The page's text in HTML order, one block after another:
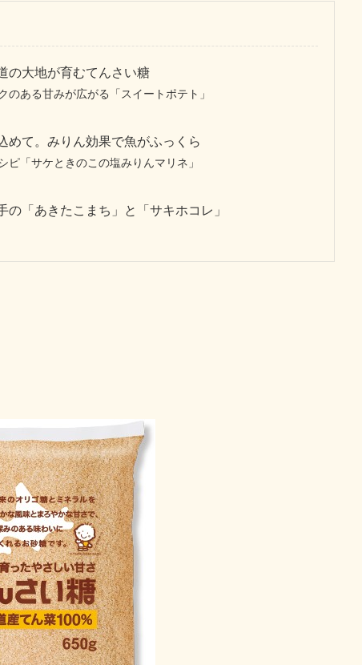
の大地が育むてんさい糖
ある甘みが広がる「スイートポテト」
めて。みりん効果で魚がふっくら
ピ「サケときのこの塩みりんマリネ」
「あきたこまち」と「サキホコレ」